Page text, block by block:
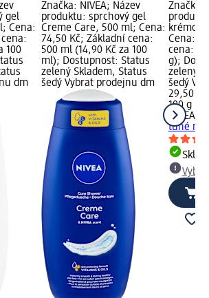
gel
Cena:
100
dm
Značka: NIVEA; Název
produktu: sprchový gel
Creme Care, 500 ml; Cena:
74,50 Kč; Základní cena:
500 ml (14,90 Kč za 100
ml); Dostupnost: Status
zelený Skladem, Status
šedý Vybrat prodejnu dm
Značka:
Cena:
cena:
g);
zelený
šedý
29,50 Kč
100 g
NIVEA
tuhé